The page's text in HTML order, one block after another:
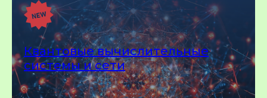
Квантовые вычислительные
системы и сети